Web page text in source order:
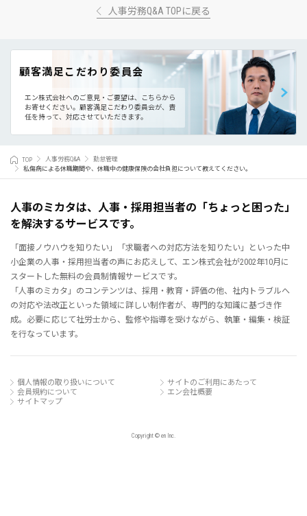
人事労務Q&A TOPに戻る
顧客満足こだわり委員会
エン株式会社へのご意見・ご要望は、こちらから
お寄せください。 顧客満足こだわり委員会が、責
任を持って、対応させていただきます。
TOP 人事労務Q&A
勤怠管理
私傷病による休職期間や、休職中の健康保険の会社負担について教えてください。
人事のミカタは、人事・採用担当者の「ちょっと困った」
を解決するサービスです。
「面接ノウハウを知りたい」「求職者への対応方法を知りたい」といった中
小企業の人事・採用担当者の声にお応えして、エン株式会社が2002年10月に
スタートした無料の会員制情報サービスです。
「人事のミカタ」のコンテンツは、採用・教育・評価の他、社内トラブルへ
の対応や法改正といった領域に詳しい制作者が、専門的な知識に基づき作
成。必要に応じて社労士から、監修や指導を受けながら、執筆・編集・検証
を行なっています。
個人情報の取り扱いについて
サイトのご利用にあたって
会員規約について
エン会社概要
サイトマップ
Copyright © en Inc.